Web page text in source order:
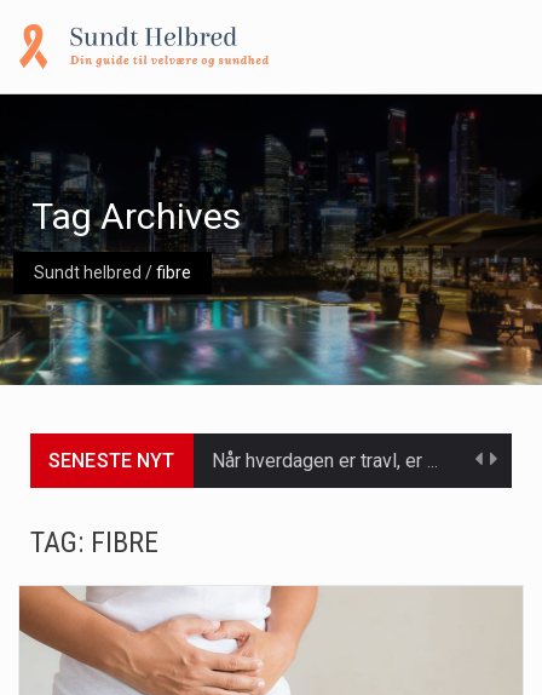
Sundt helbred /fibre
Tag Archives
SENESTE NYT
TAG: FIBRE